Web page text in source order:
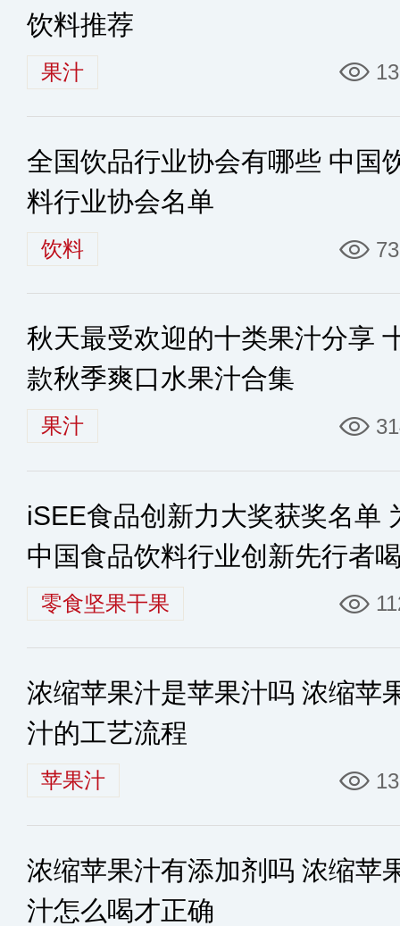
饮料推荐
果汁
全国饮品行业协会有哪些 中国
料行业协会名单
饮料
秋天最受欢迎的十类果汁分享
款秋季爽口水果汁合集
果汁
iSEE食品创新力大奖获奖名单
中国食品饮料行业创新先行者
彩！
零食坚果干果
浓缩苹果汁是苹果汁吗 浓缩苹
汁的工艺流程
苹果汁
浓缩苹果汁有添加剂吗 浓缩苹
汁怎么喝才正确